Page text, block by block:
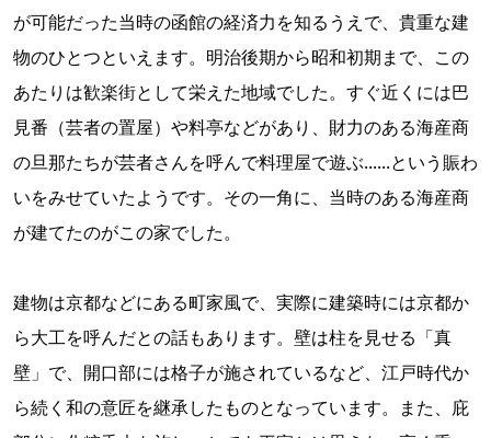
が可能だった当時の函館の経済力を知るうえで、貴重な建
物のひとつといえます。明治後期から昭和初期まで、この
あたりは歓楽街として栄えた地域でした。すぐ近くには巴
見番（芸者の置屋）や料亭などがあり、財力のある海産商
の旦那たちが芸者さんを呼んで料理屋で遊ぶ......という賑わ
いをみせていたようです。その一角に、当時のある海産商
が建てたのがこの家でした。
建物は京都などにある町家風で、実際に建築時には京都か
ら大工を呼んだとの話もあります。壁は柱を見せる「真
壁」で、開口部には格子が施されているなど、江戸時代か
ら続く和の意匠を継承したものとなっています。また、庇